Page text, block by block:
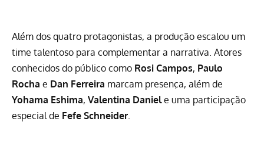
Além dos quatro protagonistas, a produção escalou um
time talentoso para complementar a narrativa. Atores
conhecidos do público como Rosi Campos, Paulo
Rocha e Dan Ferreira marcam presença, além de
Yohama Eshima, Valentina Daniele uma participação
especial de Fefe Schneider